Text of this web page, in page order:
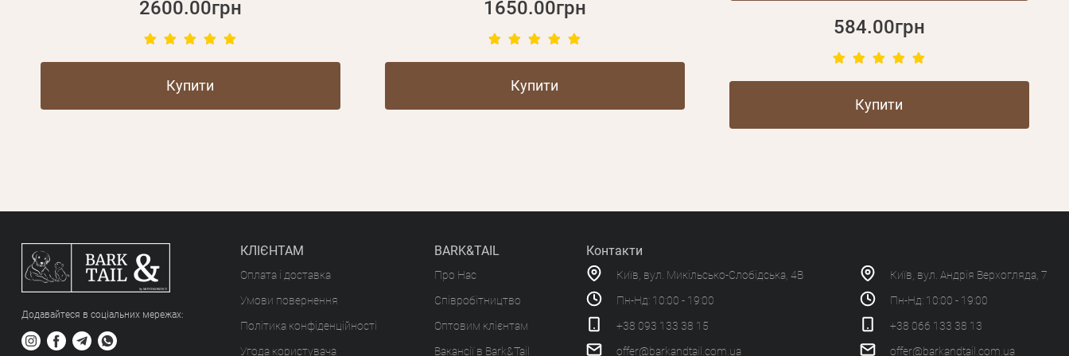
2600.00грн
Купити
1650.00грн
Купити
584.00грн
Купити
Додавайтеся в соціальних мережах:
КЛІЄНТАМ
Оплата і доставка
Умови повернення
Політика конфіденційності
Угода користувача
BARK&TAIL
Про Нас
Співробітництво
Оптовим клієнтам
Вакансії в Bark&Tail
Контакти
Київ, вул. Микільсько-Слобідська, 4В
Пн-Нд: 10:00 - 19:00
+38 093 133 38 15
offer@barkandtail.com.ua
Київ, вул. Андрія Верхогляда, 7
Пн-Нд: 10:00 - 19:00
+38 066 133 38 13
offer@barkandtail.com.ua